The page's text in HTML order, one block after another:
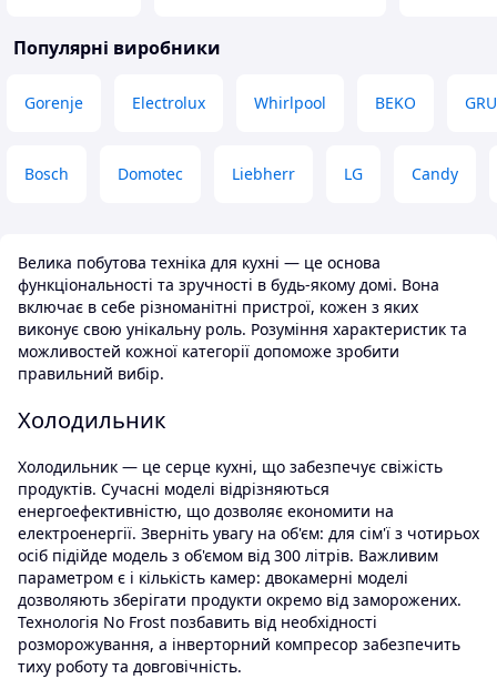
Велика побутова техніка для кухні — це основа
функціональності та зручності в будь-якому домі. Вона
включає в себе різноманітні пристрої, кожен з яких
виконує свою унікальну роль. Розуміння характеристик та
можливостей кожної категорії допоможе зробити
правильний вибір.
Холодильник
Холодильник — це серце кухні, що забезпечує свіжість
продуктів. Сучасні моделі відрізняються
енергоефективністю, що дозволяє економити на
електроенергії. Зверніть увагу на об'єм: для сім'ї з чотирьох
осіб підійде модель з об'ємом від 300 літрів. Важливим
параметром є і кількість камер: двокамерні моделі
дозволяють зберігати продукти окремо від заморожених.
Технологія No Frost позбавить від необхідності
розморожування, а інверторний компресор забезпечить
тиху роботу та довговічність.
Популярні виробники
Gorenje Electrolux Whirlpool BEKO
Bosch Domotec Liebherr LG Candy